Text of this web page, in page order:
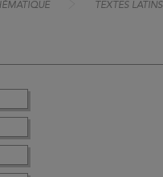
TEXTES LATINS